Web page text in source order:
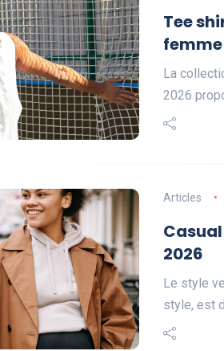
Tee
La
2026
Articles
2026
Le style
style, est